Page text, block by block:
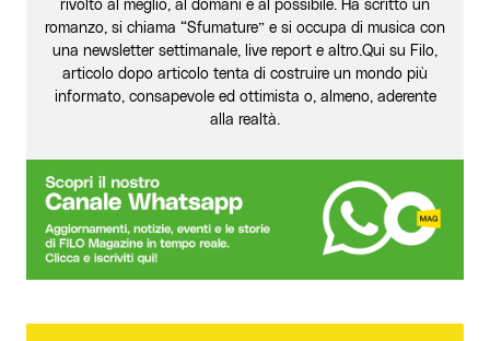
rivolto al meglio, al domani e al possibile. Ha scritto un
romanzo, si chiama “Sfumature” e si occupa di musica con
una newsletter settimanale, live report e altro.Qui su Filo,
articolo dopo articolo tenta di costruire un mondo più
informato, consapevole ed ottimista o, almeno, aderente
alla realtà.